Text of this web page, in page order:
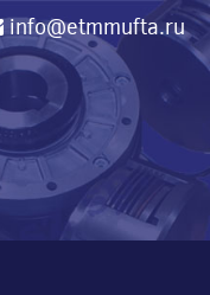
info@etmmufta.ru